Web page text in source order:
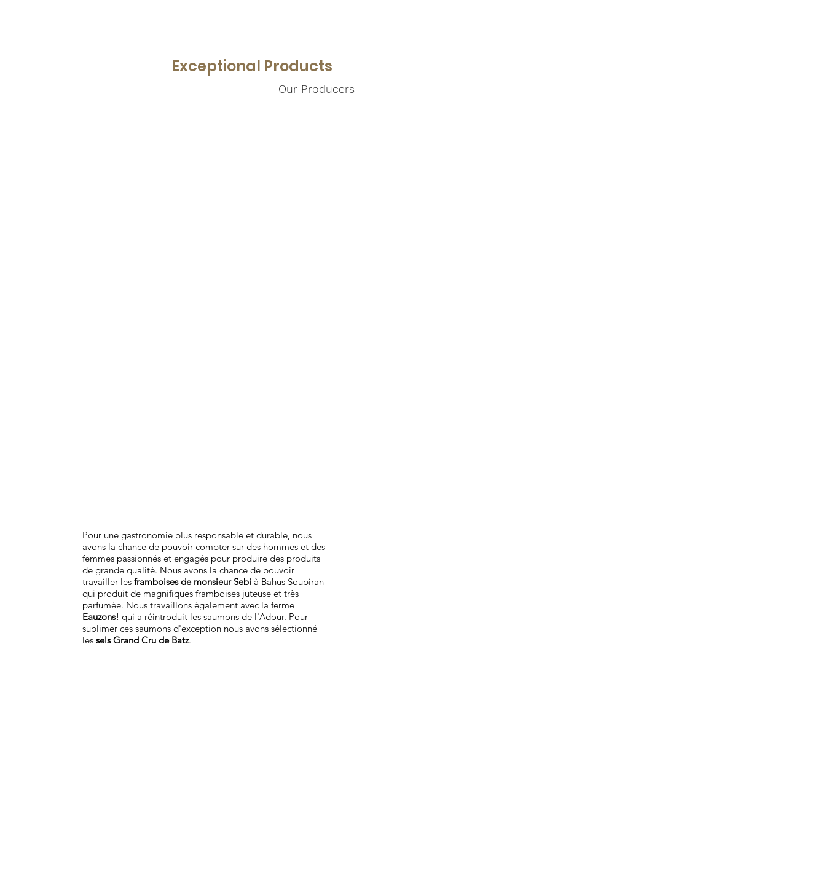
Exceptional Products
Our Producers
Pour une gastronomie plus responsable et durable, nous
avons la chance de pouvoir compter sur des hommes et des
femmes passionnés et engagés pour produire des produits
de grande qualité. Nous avons la chance de pouvoir
travailler lesframboises de monsieur Sebi à Bahus Soubiran
qui produit de magnifiques framboises juteuse et très
parfumée. Nous travaillons également avec la ferme
Eauzons! qui a réintroduit les saumons de l'Adour. Pour
sublimer ces saumons d'exception nous avons sélectionné
lessels Grand Cru de Batz.